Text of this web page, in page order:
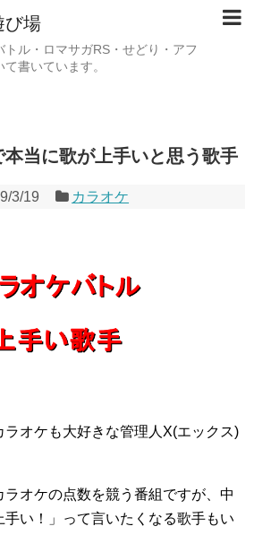
び場
トル・ロマサガRS・せどり・アフ
書いています。
当に歌が上手いと思う歌手
3/19 カラオケ
ラオケも大好きな管理人X(エックス)
ラオケの点数を競う番組ですが、中
い！」って言いたくなる歌手もい